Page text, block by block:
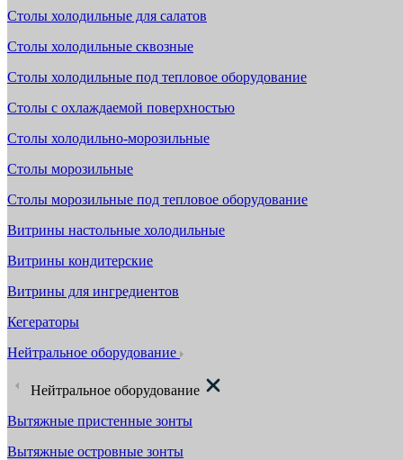
Столы холодильные для салатов
Столы холодильные сквозные
Столы холодильные под тепловое оборудование
Столы с охлаждаемой поверхностью
Столы холодильно-морозильные
Столы морозильные
Столы морозильные под тепловое оборудование
Витрины настольные холодильные
Витрины кондитерские
Витрины для ингредиентов
Кегераторы
Нейтральное оборудование
Нейтральное оборудование
Вытяжные пристенные зонты
Вытяжные островные зонты